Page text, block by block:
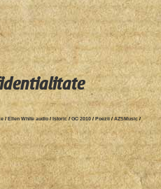
/ Ellen White audio / Istoric / GC 2010 / Poezii / AZSMusic /